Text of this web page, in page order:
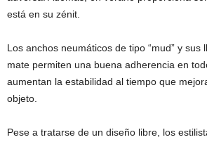
está en su zénit.
Los anchos neumáticos de tipo “mud” y sus
mate permiten una buena adherencia en
aumentan la estabilidad al tiempo que
objeto.
Pese a tratarse de un diseño libre, los